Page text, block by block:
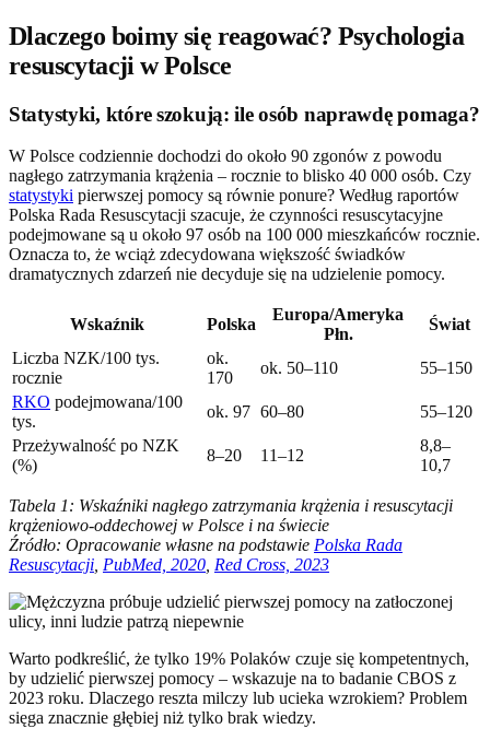
Dlaczego boimy się reagować? Psychologia
resuscytacji w Polsce
Statystyki, które szokują: ile osób naprawdę pomaga?
W Polsce codziennie dochodzi do około 90 zgonów z powodu
nagłego zatrzymania krążenia – rocznie to blisko 40 000 osób. Czy
statystyki pierwszej pomocy są równie ponure? Według raportów
Polska Rada Resuscytacji szacuje, że czynności resuscytacyjne
podejmowane są u około 97 osób na 100 000 mieszkańców rocznie.
Oznacza to, że wciąż zdecydowana większość świadków
dramatycznych zdarzeń nie decyduje się na udzielenie pomocy.
Wskaźnik Polska
Europa/Ameryka
Płn.
Świat
Liczba NZK/100 tys.
rocznie
ok.
170
ok. 50–110
55–150
RKO podejmowana/100
tys.
ok. 97 60–80
55–120
Przeżywalność po NZK
(%)
8–20 11–12
8,8–
10,7
Tabela 1: Wskaźniki nagłego zatrzymania krążenia i resuscytacji
krążeniowo-oddechowej w Polsce i na świecie
Źródło: Opracowanie własne na podstawie Polska Rada
Resuscytacji PubMed, 2020 Red Cross, 2023
Warto podkreślić, że tylko 19% Polaków czuje się kompetentnych,
by udzielić pierwszej pomocy – wskazuje na to badanie CBOS z
2023 roku. Dlaczego reszta milczy lub ucieka wzrokiem? Problem
sięga znacznie głębiej niż tylko brak wiedzy.